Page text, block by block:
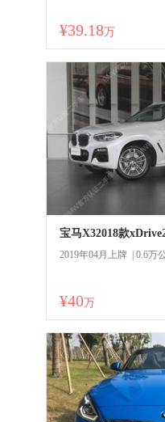
¥39.18万
宝马X32018款
2019年04月上牌 | 0.6万
¥40万